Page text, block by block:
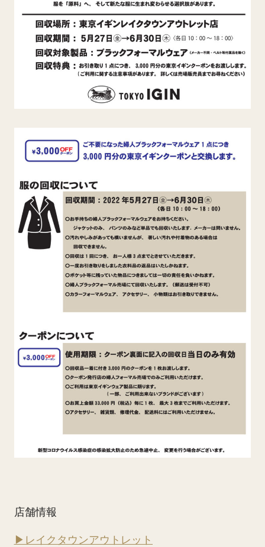
店舗情報
▶レイクタウンアウトレット